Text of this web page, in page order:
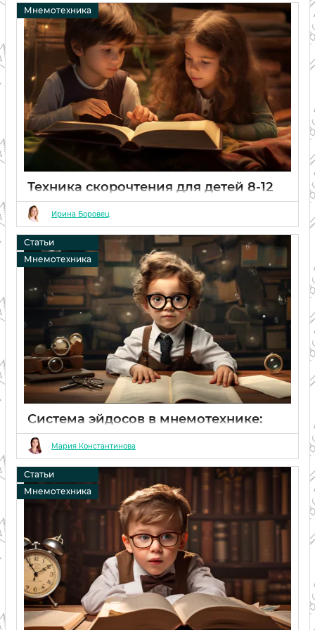
06 02 2024 0
Мнемотехника
Техника скорочтения для детей 8-12
лет: домашние методики и
упражнения
06 02 2024 0
Ирина Боровец
Статьи
Мнемотехника
Система эйдосов в мнемотехнике:
эффективное использование цифр
06 02 2024
Мария Константинова
Статьи
Мнемотехника